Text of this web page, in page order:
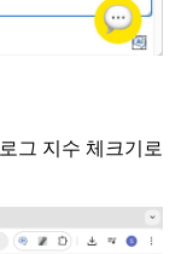
그 지수 체크기로